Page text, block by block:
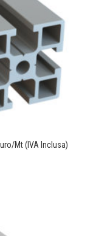
Mt (IVA Inclusa)